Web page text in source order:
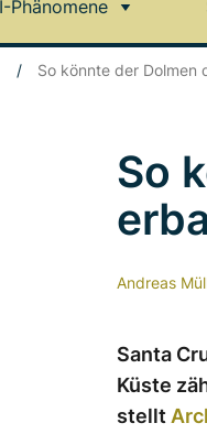
Phänomene
/ So könnte der Dolmen
So
Andreas
Santa
Küste
stellt